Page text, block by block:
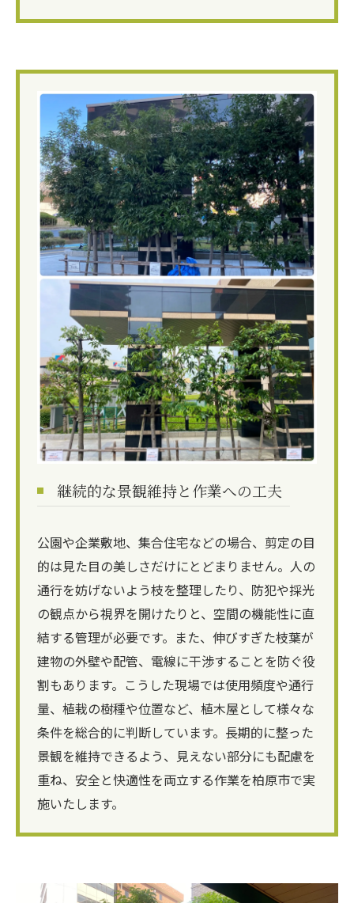
継続的な景観維持と作業への工夫
公園や企業敷地、集合住宅などの場合、剪定の目
的は見た目の美しさだけにとどまりません。人の
通行を妨げないよう枝を整理したり、防犯や採光
の観点から視界を開けたりと、空間の機能性に直
結する管理が必要です。また、伸びすぎた枝葉が
建物の外壁や配管、電線に干渉することを防ぐ役
割もあります。こうした現場では使用頻度や通行
量、植栽の樹種や位置など、植木屋として様々な
条件を総合的に判断しています。長期的に整った
景観を維持できるよう、見えない部分にも配慮を
重ね、安全と快適性を両立する作業を柏原市で実
施いたします。